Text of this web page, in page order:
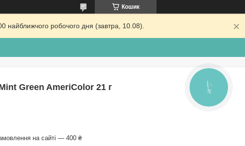
Кошик
найближчого робочого дня (завтра, 10.08).
Green AmeriColor 21 г
на сайті — 400 ₴
КНОПКА
ЗВ'ЯЗКУ